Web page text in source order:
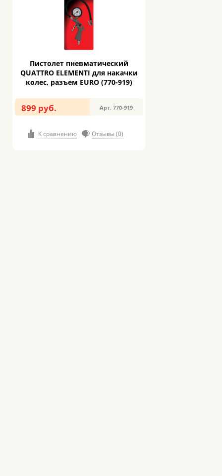
Пистолет пневматический
QUATTRO ELEMENTI для накачки
колес, разъем EURO (770-919)
899 руб. Арт. 770-919
К сравнению Отзывы (0)